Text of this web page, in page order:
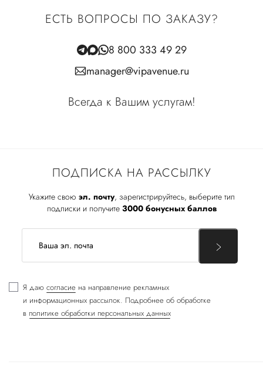
ПОДПИСКА НА РАССЫЛКУ
Укажите свою эл. почту, зарегистрируйтесь, выберите тип
подписки и получите 3000 бонусных баллов
Я даю согласие на направление рекламных
и информационных рассылок. Подробнее об обработке
в политике обработки персональных данных
ЕСТЬ ВОПРОСЫ ПО ЗАКАЗУ?
8 800 333 49 29
manager@vipavenue.ru
Всегда к Вашим услугам!